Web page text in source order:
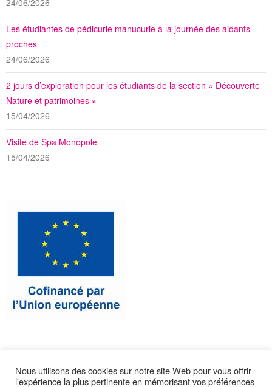
24/06/2026
Les étudiantes de pédicurie manucurie à la journée des aidants
proches
24/06/2026
2 jours d’exploration pour les étudiants de la section « Découverte
Nature et patrimoines »
15/04/2026
Visite de Spa Monopole
15/04/2026
Nous utilisons des cookies sur notre site Web pour vous offrir
l'expérience la plus pertinente en mémorisant vos préférences